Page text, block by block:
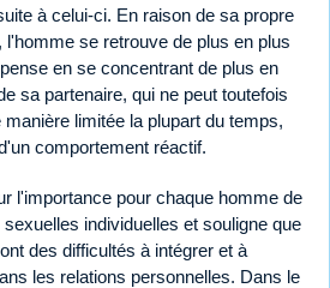
à celui-ci. En raison de sa propre
l'homme se retrouve de plus en plus
en se concentrant de plus en
sa partenaire, qui ne peut toutefois
limitée la plupart du temps,
comportement réactif.
l'importance pour chaque homme de
individuelles et souligne que
des difficultés à intégrer et à
les relations personnelles. Dans le